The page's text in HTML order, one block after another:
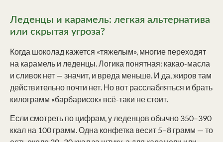
Леденцы и карамель: легкая альтернатива
или скрытая угроза?
Когда шоколад кажется «тяжелым», многие переходят
на карамель и леденцы. Логика понятная: какао-масла
и сливок нет — значит, и вреда меньше. И да, жиров там
действительно почти нет. Но вот расслабляться и брать
килограмм «барбарисок» всё-таки не стоит.
Если смотреть по цифрам, у леденцов обычно 350–390
ккал на 100 грамм. Одна конфетка весит 5–8 грамм — то